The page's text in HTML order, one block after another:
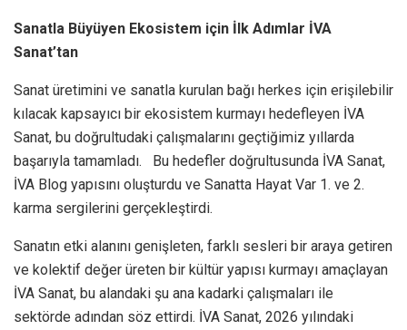
Sanatla Büyüyen Ekosistem için İlk Adımlar İVA
Sanat’tan
Sanat üretimini ve sanatla kurulan bağı herkes için erişilebilir
kılacak kapsayıcı bir ekosistem kurmayı hedefleyen İVA
Sanat, bu doğrultudaki çalışmalarını geçtiğimiz yıllarda
başarıyla tamamladı. Bu hedefler doğrultusunda İVA Sanat,
İVA Blog yapısını oluşturdu ve Sanatta Hayat Var 1. ve 2.
karma sergilerini gerçekleştirdi.
Sanatın etki alanını genişleten, farklı sesleri bir araya getiren
ve kolektif değer üreten bir kültür yapısı kurmayı amaçlayan
İVA Sanat, bu alandaki şu ana kadarki çalışmaları ile
sektörde adından söz ettirdi. İVA Sanat, 2026 yılındaki